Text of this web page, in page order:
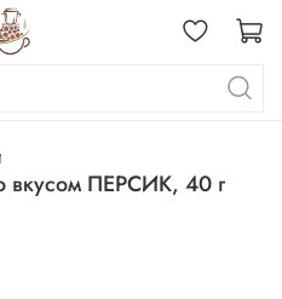
вкусом ПЕРСИК, 40 г